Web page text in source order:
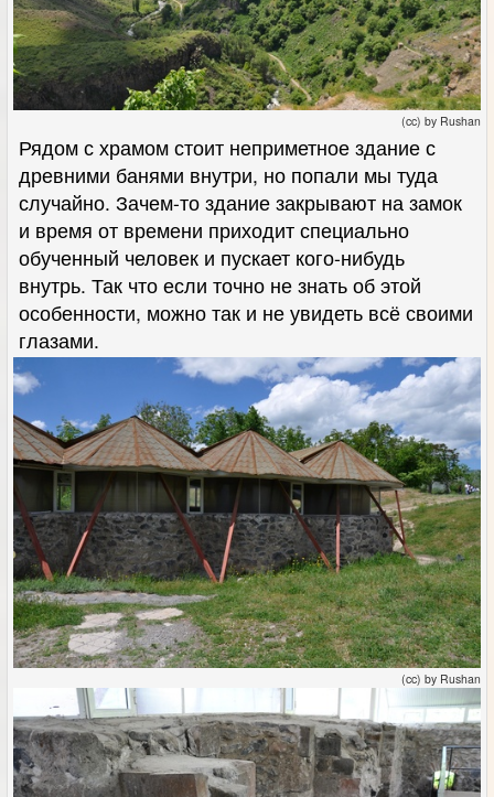
(cc) by Rushan
Рядом с храмом стоит неприметное здание с
древними банями внутри, но попали мы туда
случайно. Зачем-то здание закрывают на замок
и время от времени приходит специально
обученный человек и пускает кого-нибудь
внутрь. Так что если точно не знать об этой
особенности, можно так и не увидеть всё своими
глазами.
(cc) by Rushan